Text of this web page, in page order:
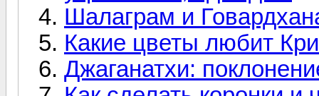
Шалаграм и
Какие цветы любит
Джаганатхи: